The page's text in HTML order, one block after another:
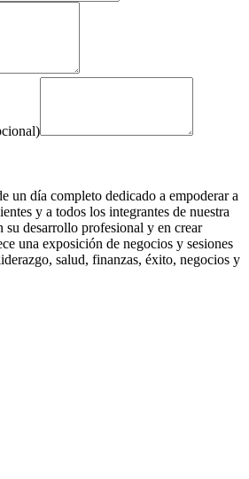
un día completo dedicado a empoderar a
y a todos los integrantes de nuestra
su desarrollo profesional y en crear
una exposición de negocios y sesiones
salud, finanzas, éxito, negocios y